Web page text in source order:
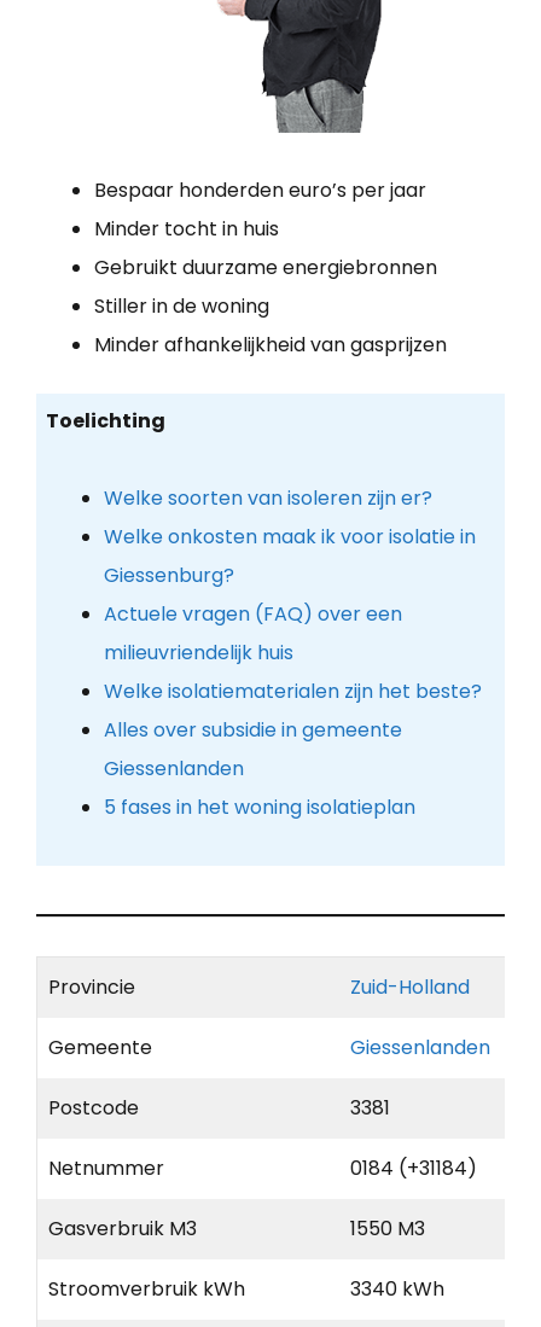
Bespaar honderden euro’s per jaar
Minder tocht in huis
Gebruikt duurzame energiebronnen
Stiller in de woning
Minder afhankelijkheid van gasprijzen
Toelichting
Welke soorten van isoleren zijn er?
Welke onkosten maak ik voor isolatie in
Giessenburg?
Actuele vragen (FAQ) over een
milieuvriendelijk huis
Welke isolatiematerialen zijn het beste?
Alles over subsidie in gemeente
Giessenlanden
5 fases in het woning isolatieplan
Provincie Zuid-Holland
Gemeente Giessenlanden
Postcode 3381
Netnummer 0184 (+31184)
Gasverbruik M3 1550 M3
Stroomverbruik kWh 3340 kWh